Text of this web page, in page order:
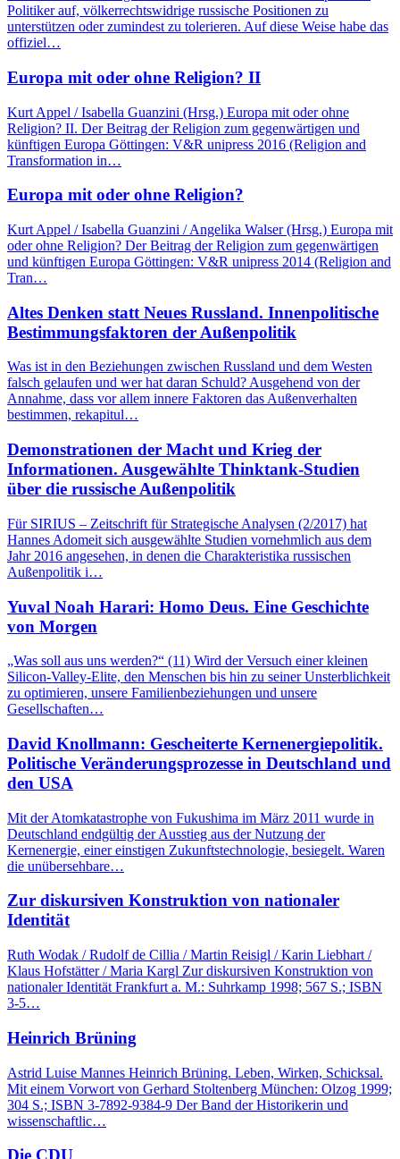
Politiker auf, völkerrechtswidrige russische Positionen zu
unterstützen oder zumindest zu tolerieren. Auf diese Weise habe das
offiziel…
Europa mit oder ohne Religion? II
Kurt Appel / Isabella Guanzini (Hrsg.) Europa mit oder ohne
Religion? II. Der Beitrag der Religion zum gegenwärtigen und
künftigen Europa Göttingen: V&R unipress 2016 (Religion and
Transformation in…
Europa mit oder ohne Religion?
Kurt Appel / Isabella Guanzini / Angelika Walser (Hrsg.) Europa mit
oder ohne Religion? Der Beitrag der Religion zum gegenwärtigen
und künftigen Europa Göttingen: V&R unipress 2014 (Religion and
Tran…
Altes Denken statt Neues Russland. Innenpolitische
Bestimmungsfaktoren der Außenpolitik
Was ist in den Beziehungen zwischen Russland und dem Westen
falsch gelaufen und wer hat daran Schuld? Ausgehend von der
Annahme, dass vor allem innere Faktoren das Außenverhalten
bestimmen, rekapitul…
Demonstrationen der Macht und Krieg der
Informationen. Ausgewählte Thinktank-Studien
über die russische Außenpolitik
Für SIRIUS – Zeitschrift für Strategische Analysen (2/2017) hat
Hannes Adomeit sich ausgewählte Studien vornehmlich aus dem
Jahr 2016 angesehen, in denen die Charakteristika russischen
Außenpolitik i…
Yuval Noah Harari: Homo Deus. Eine Geschichte
von Morgen
„Was soll aus uns werden?“ (11) Wird der Versuch einer kleinen
Silicon-Valley-Elite, den Menschen bis hin zu seiner Unsterblichkeit
zu optimieren, unsere Familienbeziehungen und unsere
Gesellschaften…
David Knollmann: Gescheiterte Kernenergiepolitik.
Politische Veränderungsprozesse in Deutschland und
den USA
Mit der Atomkatastrophe von Fukushima im März 2011 wurde in
Deutschland endgültig der Ausstieg aus der Nutzung der
Kernenergie, einer einstigen Zukunftstechnologie, besiegelt. Waren
die unübersehbare…
Zur diskursiven Konstruktion von nationaler
Identität
Ruth Wodak / Rudolf de Cillia / Martin Reisigl / Karin Liebhart /
Klaus Hofstätter / Maria Kargl Zur diskursiven Konstruktion von
nationaler Identität Frankfurt a. M.: Suhrkamp 1998; 567 S.; ISBN
3-5…
Heinrich Brüning
Astrid Luise Mannes Heinrich Brüning. Leben, Wirken, Schicksal.
Mit einem Vorwort von Gerhard Stoltenberg München: Olzog 1999;
304 S.; ISBN 3-7892-9384-9 Der Band der Historikerin und
wissenschaftlic…
Die CDU